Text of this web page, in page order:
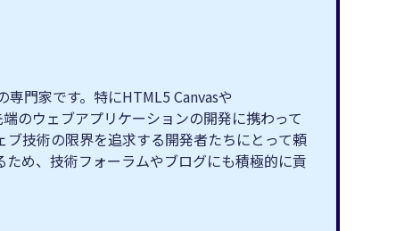
門家です。特にHTML5 Canvasや
のウェブアプリケーションの開発に携わって
技術の限界を追求する開発者たちにとって頼
め、技術フォーラムやブログにも積極的に貢